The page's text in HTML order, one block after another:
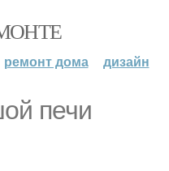
ремонт дома дизайн
печи